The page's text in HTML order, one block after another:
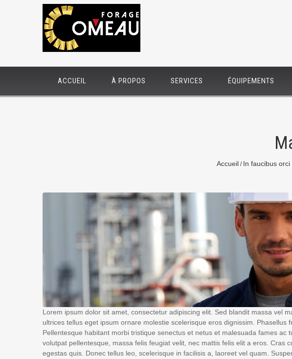
ACCUEIL À PROPOS SERVICES ÉQUIPEMENTS
Accueil In faucibus
Lorem ipsum dolor sit amet, consectetur adipiscing elit. Sed blandit massa vel
ultrices tellus eget ipsum ornare molestie scelerisque eros dignissim. Phasellus
Pellentesque habitant morbi tristique senectus et netus et malesuada fames ac
volutpat pellentesque, massa felis feugiat velit, nec mattis felis elit a eros. Cras
egestas quis. Donec tellus leo, scelerisque in facilisis a, laoreet vel quam.